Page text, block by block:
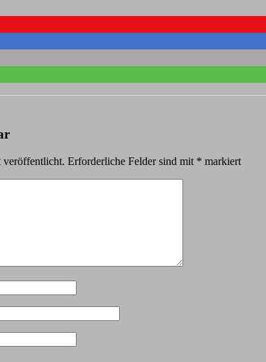
Erforderliche Felder sind mit * markiert